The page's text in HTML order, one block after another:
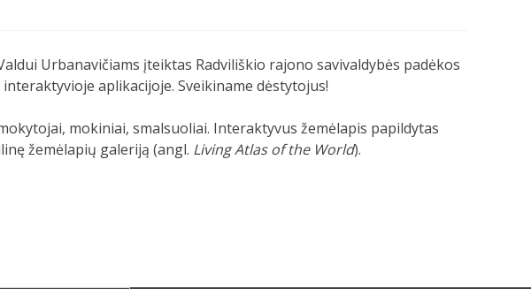
Urbanavičiams įteiktas Radviliškio rajono savivaldybės padėkos
aplikacijoje. Sveikiname dėstytojus!
mokiniai, smalsuoliai. Interaktyvus žemėlapis papildytas
žemėlapių galeriją (angl. Living Atlas of the World).